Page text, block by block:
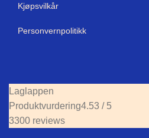
Kjøpsvilkår
Personvernpolitikk
Laglappen
Produktvurdering4.53 / 5
3300 reviews